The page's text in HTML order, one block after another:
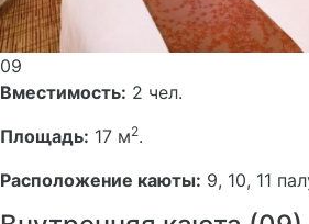
Вместимость:2 чел.
Площадь:17 м .